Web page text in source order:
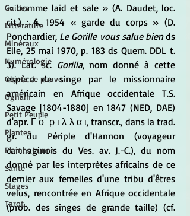
Guides
Littérature
Minéraux
Numérologie
Objets de pouvoir
Ogham
Petit Peuple
Plantes
Pleines Lunes
Santé
Stages
Tarot
« homme laid et sale » (A. Daudet, loc.
cit.) ; 4. 1954 « garde du corps » (D.
Ponchardier, Le Gorille vous salue bien ds
Elle, 25 mai 1970, p. 183 ds Quem. DDL t.
3). Lat. sc. Gorilla, nom donné à cette
espèce de singe par le missionnaire
américain en Afrique occidentale T.S.
Savage [1804-1880] en 1847 (NED, DAE)
d'apr. Γ ο ́ ρ ι λ λ α ι, transcr., dans la trad.
gr. du Périple d'Hannon (voyageur
carthaginois du Ves. av. J.-C.), du nom
donné par les interprètes africains de ce
dernier aux femelles d'une tribu d'êtres
velus, rencontrée en Afrique occidentale